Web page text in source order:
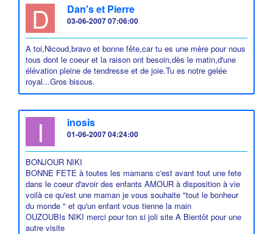
D Dan's et Pierre
03-06-2007 07:06:00
A toi,Nicoud,bravo et bonne fête,car tu es une mère pour nous
tous dont le coeur et la raison ont besoin,dès le matin,d'une
élévation pleine de tendresse et de joie.Tu es notre gelée
royal...Gros bisous.
I inosis
01-06-2007 04:24:00
BONJOUR NIKI
BONNE FETE à toutes les mamans c'est avant tout une fete
dans le coeur d'avoir des enfants AMOUR à disposition à vie
voilà ce qu'est une maman je vous souhaite "tout le bonheur
du monde " et qu'un enfant vous tienne la main
OUZOUBIs NIKI merci pour ton si joli site A Bientôt pour une
autre visite